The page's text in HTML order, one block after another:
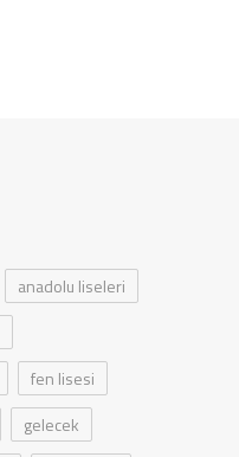
anadolu liseleri
fen lisesi
gelecek